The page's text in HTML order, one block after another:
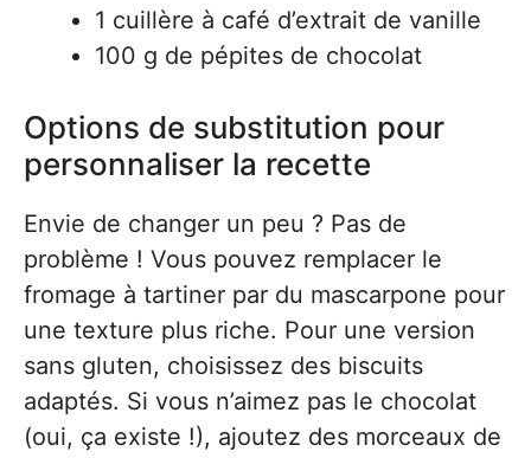
1 cuillère à café d’extrait de vanille
100 g de pépites de chocolat
Options de substitution pour
personnaliser la recette
Envie de changer un peu ? Pas de
problème ! Vous pouvez remplacer le
fromage à tartiner par du mascarpone pour
une texture plus riche. Pour une version
sans gluten, choisissez des biscuits
adaptés. Si vous n’aimez pas le chocolat
(oui, ça existe !), ajoutez des morceaux de